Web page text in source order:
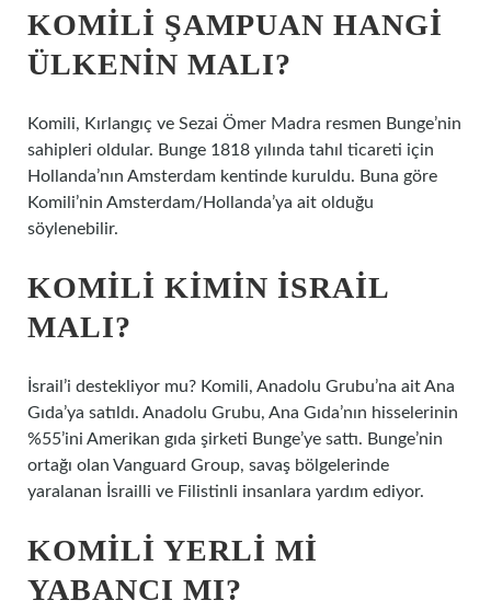
KOMILI ŞAMPUAN HANGI
ÜLKENIN MALI?
Komili, Kırlangıç ​​​​​​​​ve Sezai Ömer Madra resmen Bunge’nin
sahipleri oldular. Bunge 1818 yılında tahıl ticareti için
Hollanda’nın Amsterdam kentinde kuruldu. Buna göre
Komili’nin Amsterdam/Hollanda’ya ait olduğu
söylenebilir.
KOMILI KIMIN İSRAIL
MALI?
İsrail’i destekliyor mu? Komili, Anadolu Grubu’na ait Ana
Gıda’ya satıldı. Anadolu Grubu, Ana Gıda’nın hisselerinin
%55’ini Amerikan gıda şirketi Bunge’ye sattı. Bunge’nin
ortağı olan Vanguard Group, savaş bölgelerinde
yaralanan İsrailli ve Filistinli insanlara yardım ediyor.
KOMILI YERLI MI
YABANCI MI?